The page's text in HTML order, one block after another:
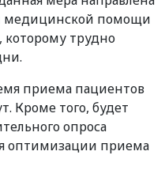
медицинской помощи
которому трудно
приема пациентов
Кроме того, будет
опроса
оптимизации приема